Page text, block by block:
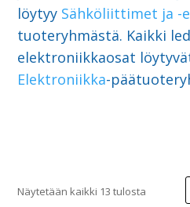
löytyy Sähköliittimet ja -
tuoteryhmästä. Kaikki
elektroniikkaosat
Elektroniikka-
Näytetään kaikki 13 tulosta